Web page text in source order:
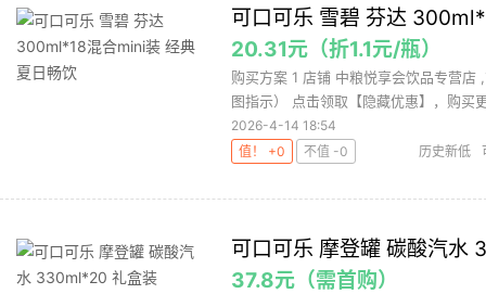
可口可乐 雪碧 芬达
20.31元（折1.1元/瓶）
购买方案 1 店铺 中粮悦享会饮品专营
图指示） 点击领取【隐藏优惠】，购买
2026-4-14 18:54
值！ +0
不值 -0 历史新低
可口可乐 摩登罐 碳酸汽水
37.8元（需首购）